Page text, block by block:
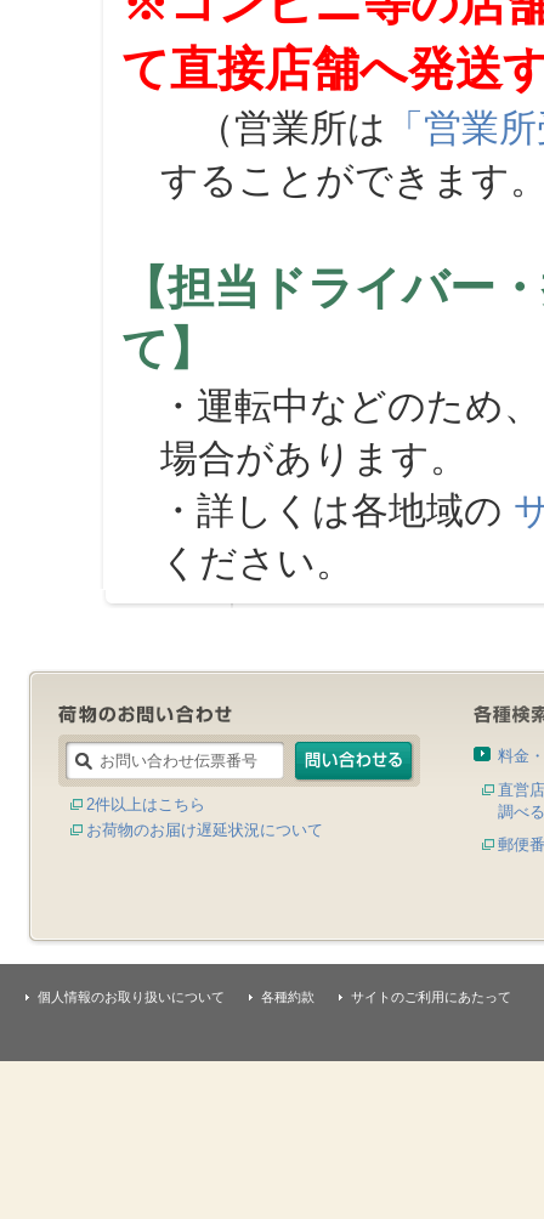
て直接店舗へ発送
（営業所は 「営業
することができます
【担当ドライバー
て】
・運転中などのため
場合があります。
・詳しくは各地域の
ください。
2件以上はこちら
お荷物のお届け遅延状況について
料金
直営
調べる
郵便
個人情報のお取り扱いについて 各種約款 サイトのご利用にあたって